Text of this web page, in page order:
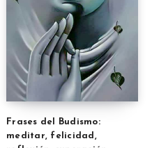
Frases del Budismo:
meditar, felicidad,